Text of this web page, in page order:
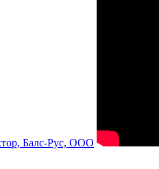
Балс-Рус, ООО